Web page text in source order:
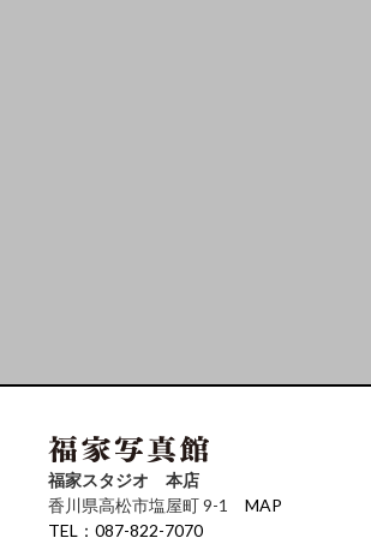
福家スタジオ 本店
香川県高松市塩屋町 9-1MAP
TEL：087-822-7070